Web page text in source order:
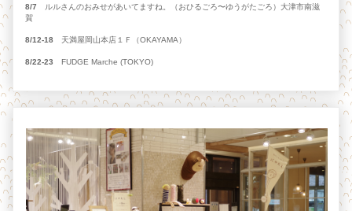
8/7 ルルさんのおみせがあいてますね。（おひるごろ〜ゆうがたごろ）大津市南滋
賀
8/12-18 天満屋岡山本店１Ｆ（OKAYAMA）
8/22-23 FUDGE Marche (TOKYO)